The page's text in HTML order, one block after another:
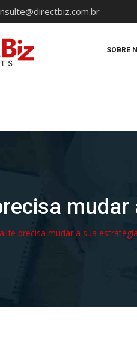
SOBRE
precisa mudar a sua